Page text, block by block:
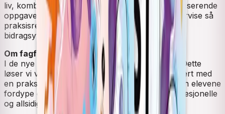
liv, kombinert med refleksjonsspørsmål og aktiviserende
oppgaver. Målet er at lærerne skal kunne undervise så
praksisrettet som mulig og at elevene er aktive
bidragsytere i undervisningen.
Om fagfornyelsen
I de nye læreplanene er dybdelæring vektlagt. Dette
løser vi ved en solid teoretisk plattform kombinert med
en praksisretting av stoffet. På denne måten kan elevene
fordype og øve seg i faget for å bli trygge, profesjonelle
og allsidige yrkesutøvere.